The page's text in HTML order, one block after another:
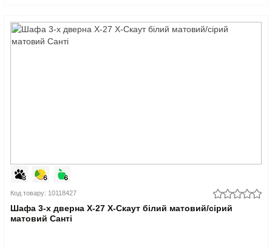
Код товару: 10118427
Шафа 3-х дверна Х-27 X-Скаут білий матовий/сірий
матовий Санті